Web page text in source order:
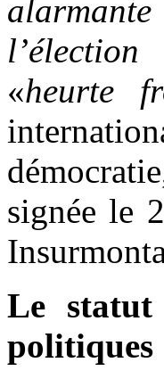
l’élection
«heurte
signée le
Le statut
politiques